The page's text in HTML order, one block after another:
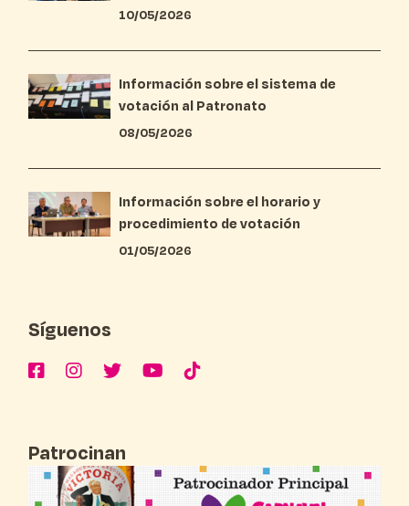
10/05/2026
Información sobre el sistema de
votación al Patronato
08/05/2026
Información sobre el horario y
procedimiento de votación
01/05/2026
Síguenos
Patrocinan